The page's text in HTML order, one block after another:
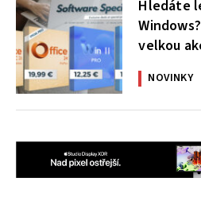
Hledáte
velkou
NOVINKY